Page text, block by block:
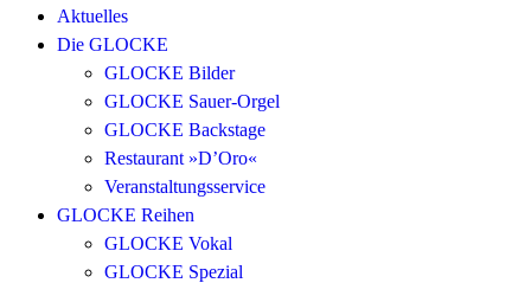
Aktuelles
Die GLOCKE
GLOCKE Bilder
GLOCKE Sauer-Orgel
GLOCKE Backstage
Restaurant »D’Oro«
Veranstaltungsservice
GLOCKE Reihen
GLOCKE Vokal
GLOCKE Spezial